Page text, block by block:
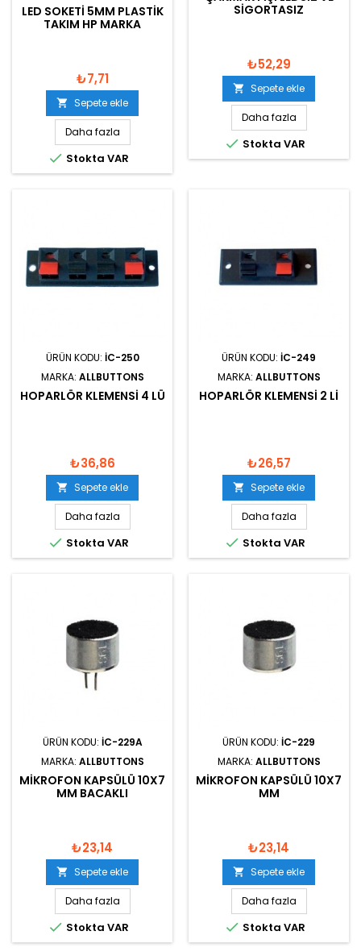
LED SOKETI 5MM PLASTIK
TAKIM HP MARKA
₺7,71
 Sepete ekle
Daha fazla
 Stokta VAR
SIGORTASIZ
₺52,29
 Sepete ekle
Daha fazla
 Stokta VAR
ÜRÜN KODU: IC-250
MARKA: ALLBUTTONS
HOPARLÖR KLEMENSI 4 LÜ
₺36,86
 Sepete ekle
Daha fazla
 Stokta VAR
ÜRÜN KODU: IC-249
MARKA: ALLBUTTONS
HOPARLÖR KLEMENSI 2 LI
₺26,57
 Sepete ekle
Daha fazla
 Stokta VAR
ÜRÜN KODU: IC-229A
MARKA: ALLBUTTONS
MIKROFON KAPSÜLÜ 10X7
MM BACAKLI
₺23,14
 Sepete ekle
Daha fazla
 Stokta VAR
ÜRÜN KODU: IC-229
MARKA: ALLBUTTONS
MIKROFON KAPSÜLÜ 10X7
MM
₺23,14
 Sepete ekle
Daha fazla
 Stokta VAR